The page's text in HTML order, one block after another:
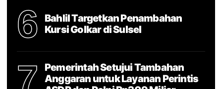
6
Bahlil Targetkan Penambahan
Kursi Golkar di Sulsel
7
Pemerintah Setujui Tambahan
Anggaran untuk Layanan Perintis